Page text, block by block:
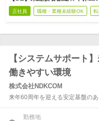
正社員 職種・業種未経験OK 転
【システムサポート
働きやすい環境
株式会社NDKCOM
来年60周年を迎える安定基盤の
勤務地